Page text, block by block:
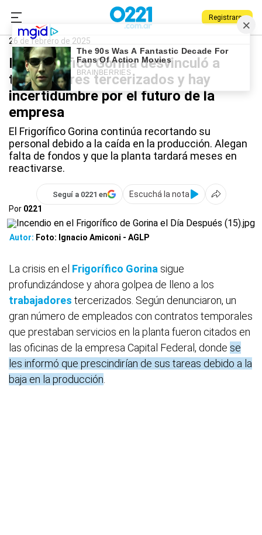
Registrarse
0221.com.ar
Frigorífico Gorina
26 de febrero de 2025
El Frigorífico Gorina desvinculó a
trabajadores tercerizados y hay
incertidumbre por el futuro de la
empresa
El Frigorífico Gorina continúa recortando su
personal debido a la caída en la producción. Alegan
falta de fondos y que la planta tardará meses en
reactivarse.
Seguí a 0221 en
Escuchá la nota
Por 0221
Autor: Foto: Ignacio Amiconi - AGLP
La crisis en el Frigorífico Gorina sigue
profundizándose y ahora golpea de lleno a los
trabajadores tercerizados. Según denunciaron, un
gran número de empleados con contratos temporales
que prestaban servicios en la planta fueron citados en
las oficinas de la empresa Capital Federal, donde se
les informó que prescindirían de sus tareas debido a la
baja en la producción